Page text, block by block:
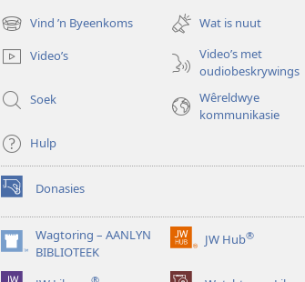
nuwe
venster
oop)
Vind ’n Byeenkoms
(maak
nuwe
venster
Wat is nuut
Video’s
Video’s met
oudiobeskrywings
Soek
Wêreldwye
kommunikasie
Hulp
Donasies
(maak
nuwe
venster
oop)
Wagtoring – AANLYN
BIBLIOTEEK
(maak
nuwe
JW Hub®
(maak